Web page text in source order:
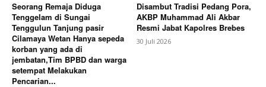
Seorang Remaja Diduga
Tenggelam di Sungai
Tenggulun Tanjung pasir
Cilamaya Wetan Hanya sepeda
korban yang ada di
jembatan,Tim BPBD dan warga
setempat Melakukan
Pencarian...
Disambut Tradisi Pedang Pora,
AKBP Muhammad Ali Akbar
Resmi Jabat Kapolres Brebes
30 Juli 2026